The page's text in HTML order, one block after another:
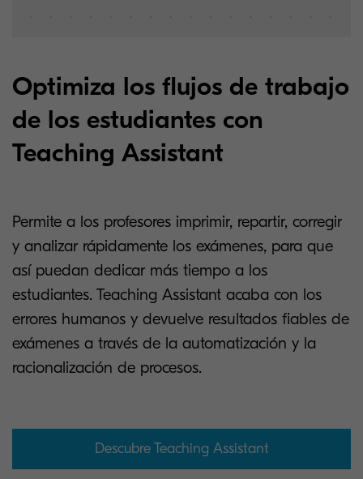
Optimiza los flujos de trabajo
de los estudiantes con
Teaching Assistant
Permite a los profesores imprimir, repartir, corregir
y analizar rápidamente los exámenes, para que
así puedan dedicar más tiempo a los
estudiantes. Teaching Assistant acaba con los
errores humanos y devuelve resultados fiables de
exámenes a través de la automatización y la
racionalización de procesos.
Descubre Teaching Assistant